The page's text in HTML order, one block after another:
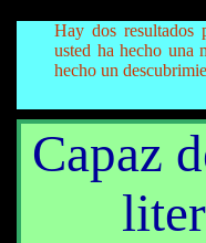
Hay dos resultados
usted ha hecho una
hecho un
Capaz